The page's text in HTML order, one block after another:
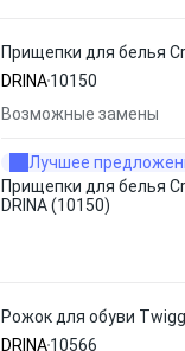
Прищепки для белья
DRINA10150
Возможные замены
Лучшее
Прищепки для белья
DRINA (10150)
Рожок для обуви
DRINA10566